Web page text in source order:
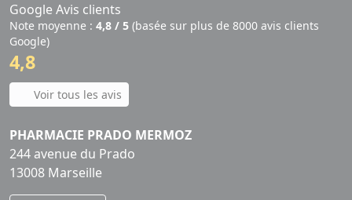
Google Avis clients
Note moyenne : 4,8 / 5 (basée sur plus de 8000 avis clients
Google)
4,8
Voir tous les avis
PHARMACIE PRADO MERMOZ
244 avenue du Prado
13008 Marseille